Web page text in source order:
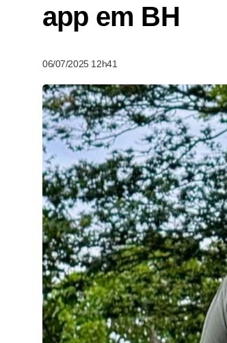
app em BH
06/07/2025 12h41